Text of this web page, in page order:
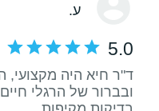
ע.
5.0
ד"ר חיא היה
ובברור של הרגלי